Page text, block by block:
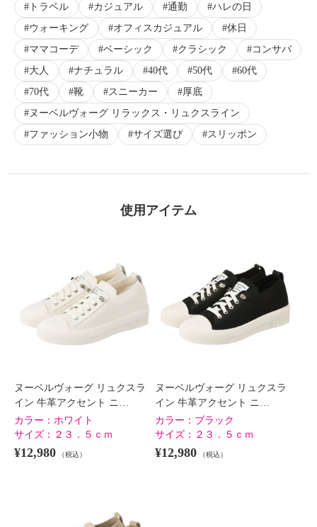
トラベル
カジュアル 通勤
ハレの日
ウォーキング
オフィスカジュアル
休日
ママコーデ
ベーシック クラシック
コンサバ
大人
ナチュラル 40代 50代
60代
70代
靴 スニーカー
厚底
ヌーベルヴォーグ リラックス・リュクスライン
ファッション小物
サイズ選び スリッポン
使用アイテム
ヌーベルヴォーグ リュクスラ
イン 牛革アクセント ニ…
カラー： ホワイト
サイズ： ２３．５ｃｍ
¥12,980 （税込）
ヌーベルヴォーグ リュクスラ
イン 牛革アクセント ニ…
カラー： ブラック
サイズ： ２３．５ｃｍ
¥12,980 （税込）